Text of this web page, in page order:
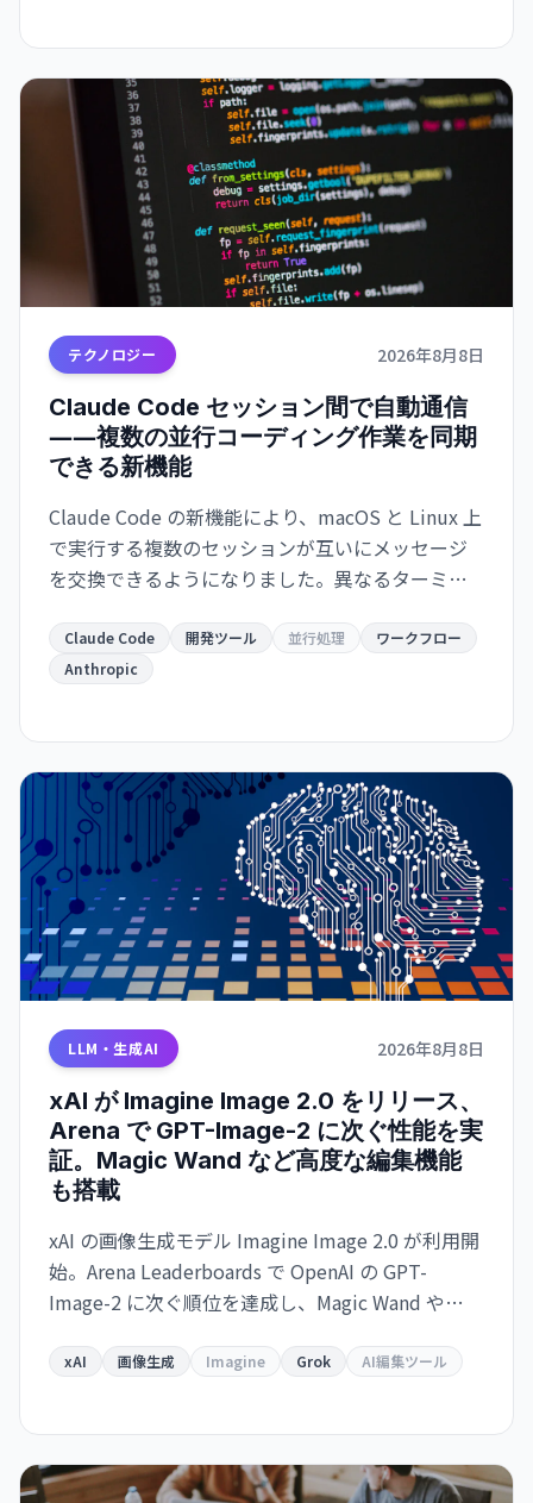
テクノロジー 2026年8月8日
Claude Code セッション間で自動通信
――複数の並行コーディング作業を同期
できる新機能
Claude Code の新機能により、macOS と Linux 上
で実行する複数のセッションが互いにメッセージ
を交換できるようになりました。異なるターミナ
し、開発ワークフローが大幅に効率化されます。
Claude Code 開発ツール 並行処理
ワークフロー
Anthropic
LLM・生成AI 2026年8月8日
xAI が Imagine Image 2.0 をリリース、
Arena で GPT-Image-2 に次ぐ性能を実
証。Magic Wand など高度な編集機能
も搭載
xAI の画像生成モデル Imagine Image 2.0 が利用開
始。Arena Leaderboards で OpenAI の GPT-
Image-2 に次ぐ順位を達成し、Magic Wand や
ている。Grok で即利用可能、API は近日提供予
xAI 画像生成 Imagine Grok AI編集ツール